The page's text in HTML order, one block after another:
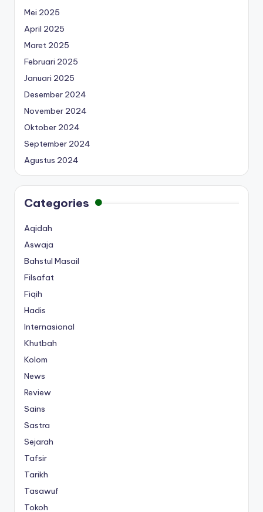
Mei 2025
April 2025
Maret 2025
Februari 2025
Januari 2025
Desember 2024
November 2024
Oktober 2024
September 2024
Agustus 2024
Categories
Aqidah
Aswaja
Bahstul Masail
Filsafat
Fiqih
Hadis
Internasional
Khutbah
Kolom
News
Review
Sains
Sastra
Sejarah
Tafsir
Tarikh
Tasawuf
Tokoh